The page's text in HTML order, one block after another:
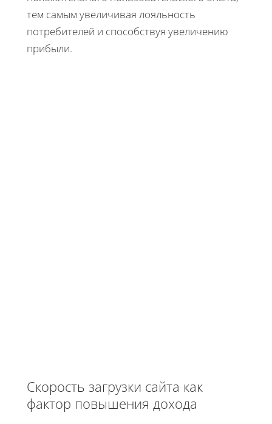
тем самым увеличивая лояльность
потребителей и способствуя увеличению
прибыли.
Скорость загрузки сайта как
фактор повышения дохода